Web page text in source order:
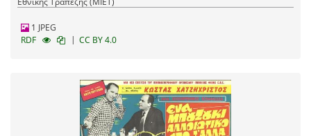
1 JPEG
RDF
| CC BY 4.0